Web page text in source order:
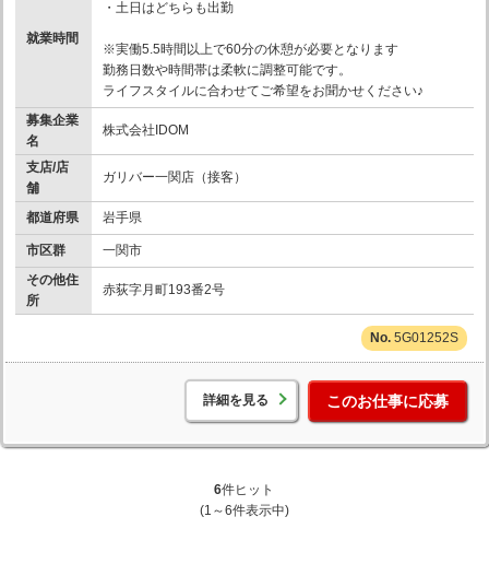
就業時間
・土日はどちらも出勤
※実働5.5時間以上で60分の休憩が必要となります
勤務日数や時間帯は柔軟に調整可能です。
ライフスタイルに合わせてご希望をお聞かせください♪
募集企業
名
株式会社IDOM
支店/店
舗
ガリバー一関店（接客）
都道府県 岩手県
市区群
一関市
その他住
所
赤荻字月町193番2号
5G01252S
詳細を見る このお仕事に応募
6件ヒット
(1～6件表示中)